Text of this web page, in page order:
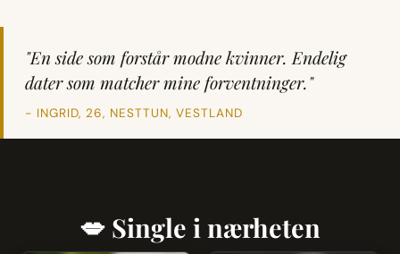
"En side som forstår modne kvinner. Endelig
dater som matcher mine forventninger."
- INGRID, 26, NESTTUN, VESTLAND
💋 Single i nærheten